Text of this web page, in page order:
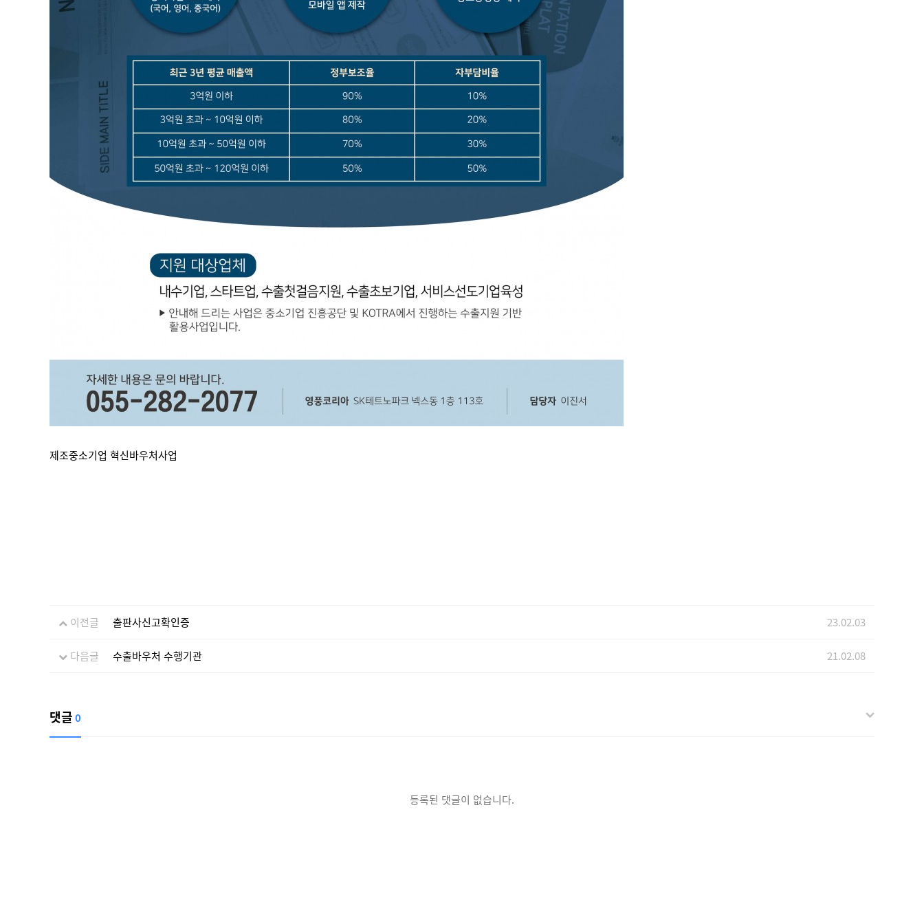
제조중소기업 혁신바우처사업
이전글 출판사신고확인증 23.02.03
다음글 수출바우처 수행기관 21.02.08
댓글0
등록된 댓글이 없습니다.